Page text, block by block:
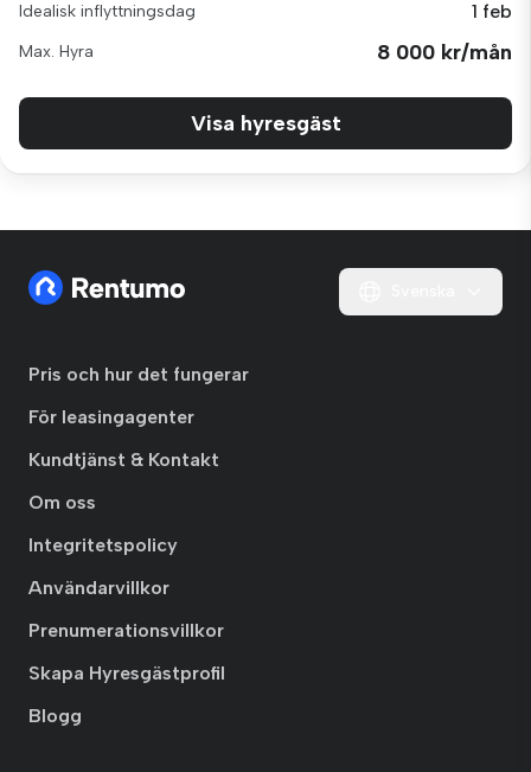
Idealisk inflyttningsdag 1 feb
Max. Hyra 8 000 kr/mån
Visa hyresgäst
Pris och hur det fungerar
För leasingagenter
Kundtjänst & Kontakt
Om oss
Integritetspolicy
Användarvillkor
Prenumerationsvillkor
Skapa Hyresgästprofil
Blogg